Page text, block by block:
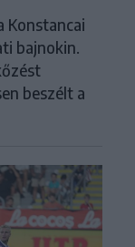
Konstancai
bajnokin.
beszélt a